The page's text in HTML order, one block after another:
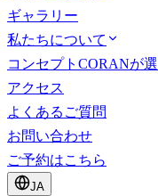
ギャラリー
私たちについて
コンセプト CORANが
アクセス
よくあるご質問
お問い合わせ
ご予約はこちら
JA